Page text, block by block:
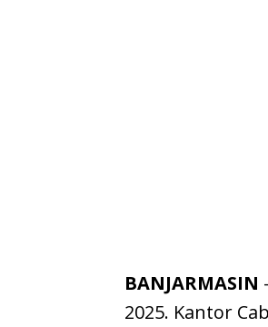
BANJARMASIN
2025. Kantor